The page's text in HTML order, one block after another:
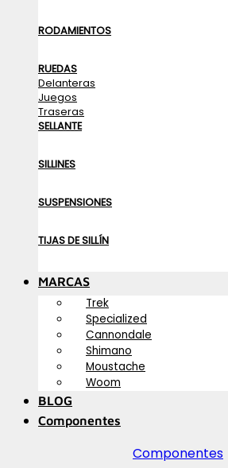
RODAMIENTOS
RUEDAS
Delanteras
Juegos
Traseras
SELLANTE
SILLINES
SUSPENSIONES
TIJAS DE SILLÍN
MARCAS
Trek
Specialized
Cannondale
Shimano
Moustache
Woom
BLOG
Componentes
Componentes